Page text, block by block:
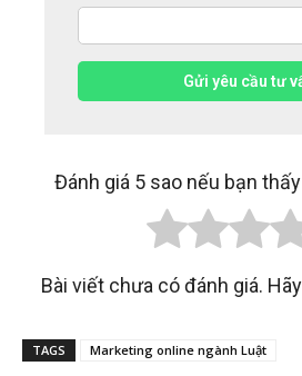
Gửi yêu cầu tư
Đánh giá 5 sao nếu bạn
Bài viết chưa có đánh giá.
TAGS Marketing online ngành Luật